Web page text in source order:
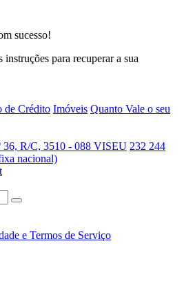
sucesso!
para recuperar a sua
de Crédito Imóveis Quanto Vale o seu
36, R/C, 3510 - 088 VISEU 232 244
nacional)
e Termos de Serviço